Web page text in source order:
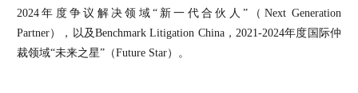
2024年度争议解决领域“新一代合伙人”（Next Generation
Partner），以及Benchmark Litigation China，2021-2024年度国际仲
裁领域“未来之星”（Future Star）。